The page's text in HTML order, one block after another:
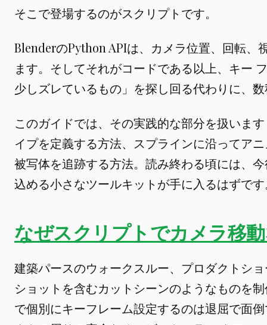
そこで登場するのがスクリプトです。
BlenderのPython APIは、カメラ位置、回転、
ます。そしてそれがコードである以上、キー
少しズレているもの」を探し回る代わりに、
このガイドでは、その実践的な部分を扱いま
イプを定義する方法、スプラインに沿ってア
被写体を追跡する方法。読み終わる頃には、
込める小さなツールキットが手に入るはずで
なぜスクリプトでカメラ移
建築パースのウォークスルー、プロダクトシ
ショットを含むカットシーンのようなものを
で個別にキーフレーム設定するのは退屈で面